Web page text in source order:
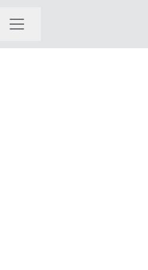
KARRIÄRMENY
Dela sidan